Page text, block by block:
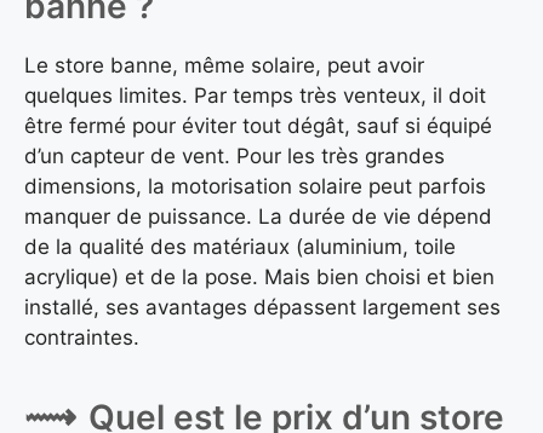
Le store banne, même solaire, peut avoir
quelques limites. Par temps très venteux, il doit
être fermé pour éviter tout dégât, sauf si équipé
d’un capteur de vent. Pour les très grandes
dimensions, la motorisation solaire peut parfois
manquer de puissance. La durée de vie dépend
de la qualité des matériaux (aluminium, toile
acrylique) et de la pose. Mais bien choisi et bien
installé, ses avantages dépassent largement ses
contraintes.
Quel est le prix d’un store